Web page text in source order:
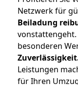
Netzwerk für
Beiladung
besonderen
Leistungen
für Ihren